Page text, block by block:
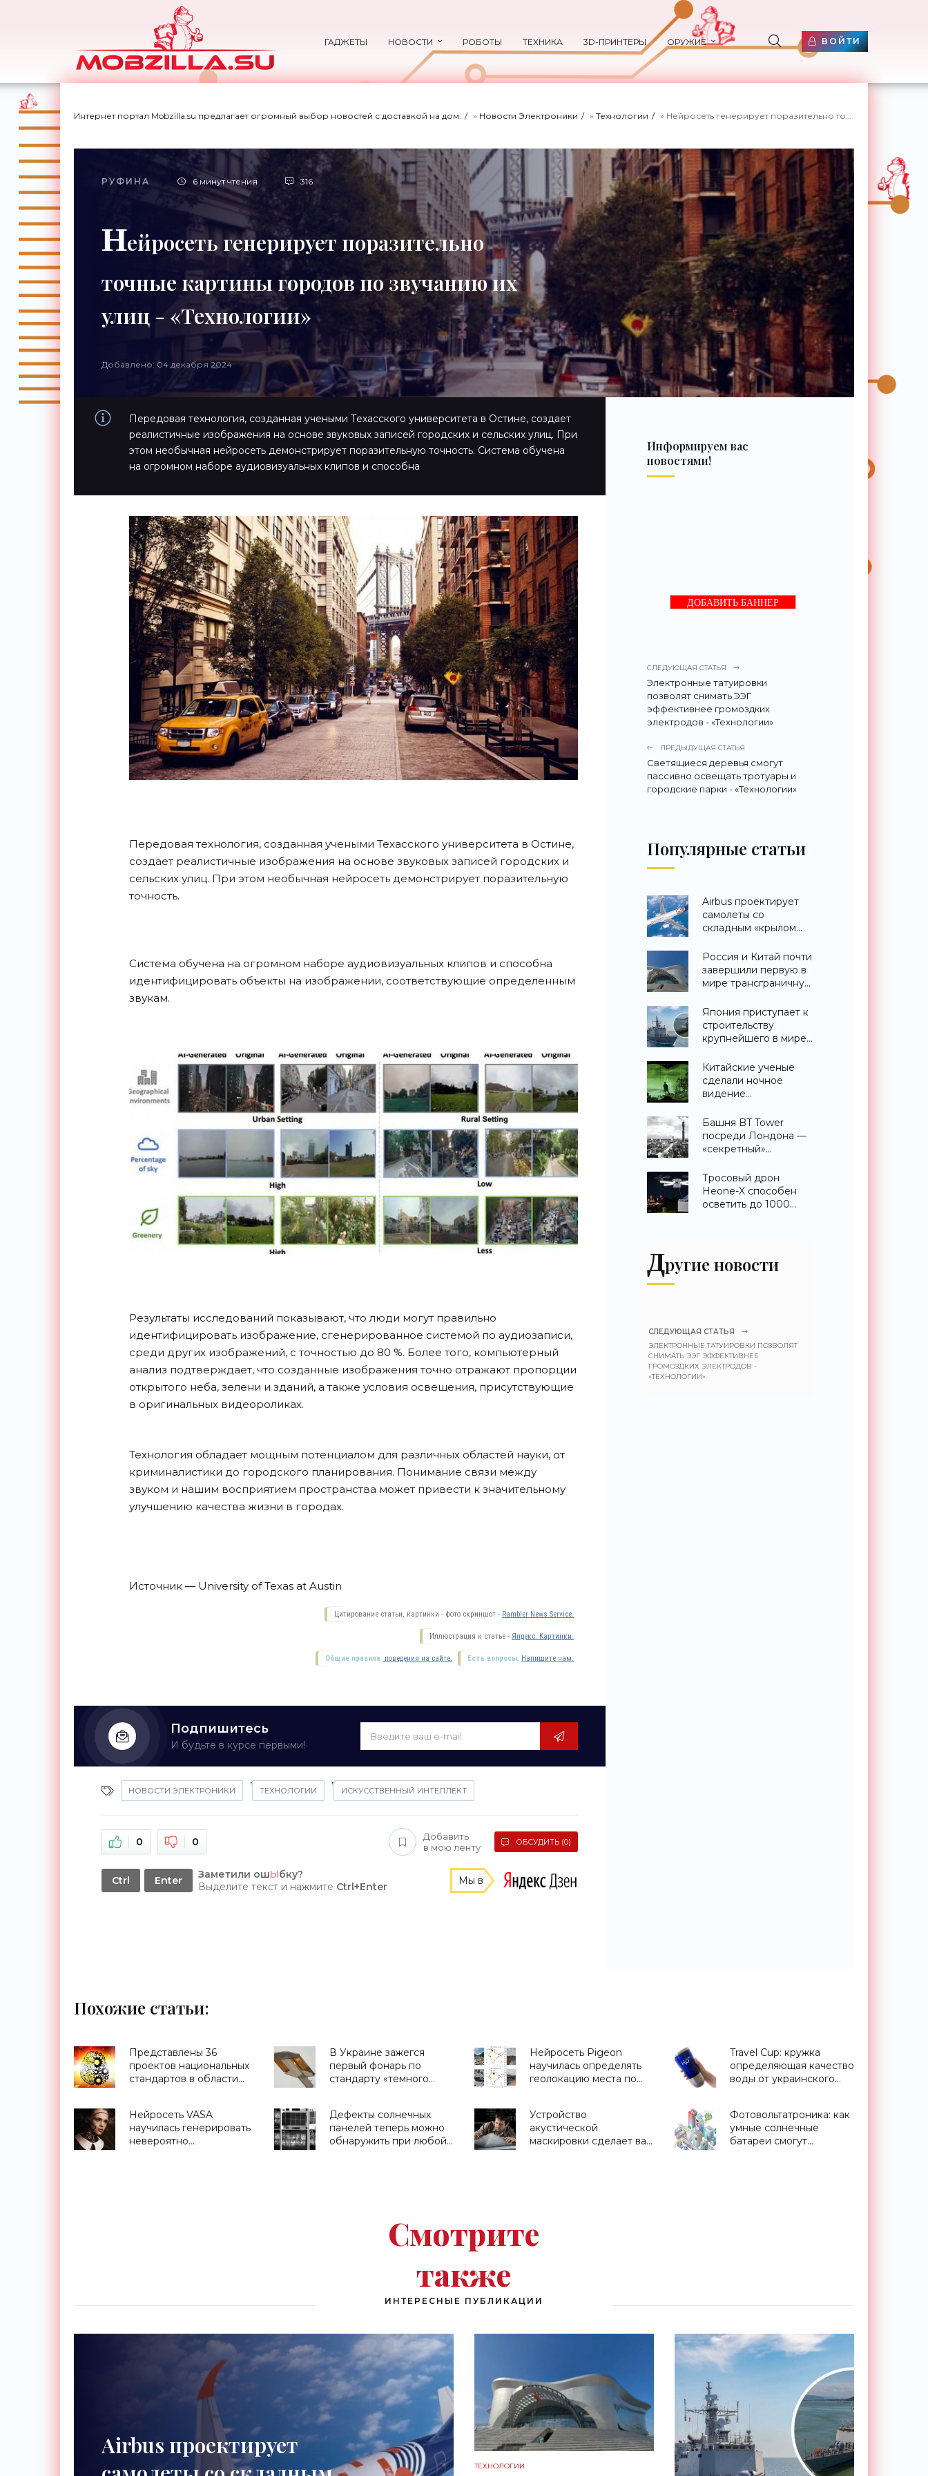
ГАДЖЕТЫ НОВОСТИ РОБОТЫ ТЕХНИКА 3D-ПРИНТЕРЫ ОРУЖИЕ ВОЙТИ
Интернет портал Mobzilla.su предлагает огромный выбор новостей с доставкой на дом. » Новости Электроники » Технологии » Нейросеть генерирует поразительно точные картины городов по звучанию их улиц - «Технологии»
РУФИНА 6 минут чтения 316
Нейросеть генерирует поразительно
точные картины городов по звучанию их
улиц - «Технологии»
Добавлено: 04 декабря 2024
Передовая технология, созданная учеными Техасского университета в Остине, создает
реалистичные изображения на основе звуковых записей городских и сельских улиц. При
этом необычная нейросеть демонстрирует поразительную точность. Система обучена
на огромном наборе аудиовизуальных клипов и способна
Передовая технология, созданная учеными Техасского университета в Остине,
создает реалистичные изображения на основе звуковых записей городских и
сельских улиц. При этом необычная нейросеть демонстрирует поразительную
точность.
Система обучена на огромном наборе аудиовизуальных клипов и способна
идентифицировать объекты на изображении, соответствующие определенным
звукам.
Результаты исследований показывают, что люди могут правильно
идентифицировать изображение, сгенерированное системой по аудиозаписи,
среди других изображений, с точностью до 80 %. Более того, компьютерный
анализ подтверждает, что созданные изображения точно отражают пропорции
открытого неба, зелени и зданий, а также условия освещения, присутствующие
в оригинальных видеороликах.
Технология обладает мощным потенциалом для различных областей науки, от
криминалистики до городского планирования. Понимание связи между
звуком и нашим восприятием пространства может привести к значительному
улучшению качества жизни в городах.
Источник — University of Texas at Austin
Цитирование статьи, картинки - фото скриншот - Rambler News Service.
Иллюстрация к статье - Яндекс. Картинки.
Есть вопросы. Напишите нам.
Общие правила поведения на сайте.
Подпишитесь
И будьте в курсе первыми!
НОВОСТИ ЭЛЕКТРОНИКИ
,
ТЕХНОЛОГИИ
,
ИСКУССТВЕННЫЙ ИНТЕЛЛЕКТ
0 0
Добавить
в мою ленту
ОБСУДИТЬ (0)
Ctrl Enter Заметили ошЫбку?
Выделите текст и нажмите Ctrl+Enter Мы в
Информируем вас
новостями!
ДОБАВИТЬ БАННЕР
СЛЕДУЮЩАЯ СТАТЬЯ
Электронные татуировки
позволят снимать ЭЭГ
эффективнее громоздких
электродов - «Технологии»
ПРЕДЫДУЩАЯ СТАТЬЯ
Светящиеся деревья смогут
пассивно освещать тротуары и
городские парки - «Технологии»
Популярные статьи
Airbus проектирует
самолеты со
складным «крылом
«Технологии»
Россия и Китай почти
завершили первую в
мире трансграничную
между двумя
странами -
«Технологии»
Япония приступает к
строительству
крупнейшего в мире
ПРО AEGIS -
«Оружие»
Китайские ученые
сделали ночное
видение
«Технологии»
Башня BT Tower
посреди Лондона —
«секретный»
никогда не
существовало -
«Технологии»
Тросовый дрон
Heone-X способен
осветить до 1000
Другие новости
СЛЕДУЮЩАЯ СТАТЬЯ
ЭЛЕКТРОННЫЕ ТАТУИРОВКИ ПОЗВОЛЯТ
СНИМАТЬ ЭЭГ ЭФФЕКТИВНЕЕ
ГРОМОЗДКИХ ЭЛЕКТРОДОВ -
«ТЕХНОЛОГИИ»
Похожие статьи:
Представлены 36
проектов национальных
стандартов в области
В Украине зажегся
первый фонарь по
стандарту «темного
Нейросеть Pigeon
научилась определять
геолокацию места по
Travel Cup: кружка
определяющая качество
воды от украинского
Нейросеть VASA
научилась генерировать
невероятно
Дефекты солнечных
панелей теперь можно
обнаружить при любой
Устройство
акустической
маскировки сделает вас
Фотовольтатроника: как
умные солнечные
батареи смогут
Смотрите
также
ИНТЕРЕСНЫЕ ПУБЛИКАЦИИ
Airbus проектирует
ТЕХНОЛОГИИ